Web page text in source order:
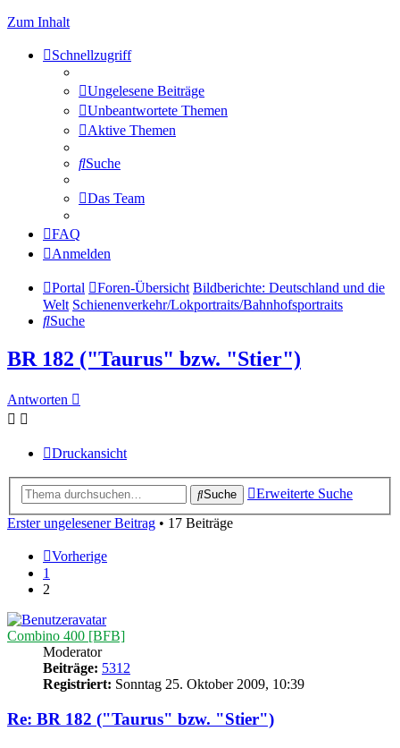
Zum Inhalt
Schnellzugriff
Ungelesene Beiträge
Unbeantwortete Themen
Aktive Themen
Suche
Das Team
FAQ
Anmelden
Portal Foren-Übersicht Bildberichte: Deutschland und die
Welt Schienenverkehr/Lokportraits/Bahnhofsportraits
Suche
BR 182 ("Taurus" bzw. "Stier")
Antworten
Druckansicht
Suche
Erweiterte Suche
Erster ungelesener Beitrag • 17 Beiträge
Vorherige
1
2
Combino 400 [BFB]
Moderator
Beiträge: 5312
Registriert: Sonntag 25. Oktober 2009, 10:39
Re: BR 182 ("Taurus" bzw. "Stier")